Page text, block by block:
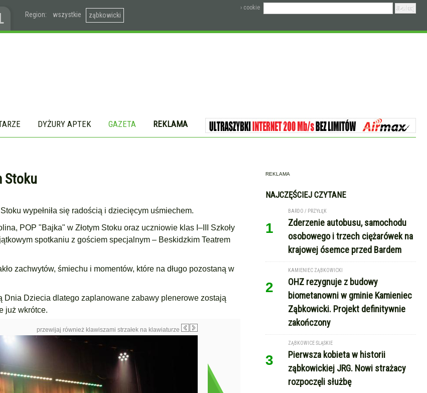
Region: wszystkie ząbkowicki
› cookie
DYŻURY APTEK GAZETA REKLAMA
Stoku
wypełniła się radością i dziecięcym uśmiechem.
POP "Bajka" w Złotym Stoku oraz uczniowie klas I–III Szkoły
spotkaniu z gościem specjalnym – Beskidzkim Teatrem
zachwytów, śmiechu i momentów, które na długo pozostaną w
Dnia Dziecia dlatego zaplanowane zabawy plenerowe zostają
już wkrótce.
przewijaj również klawiszami strzałek na klawiaturze
REKLAMA
NAJCZĘŚCIEJ CZYTANE
1
BARDO / PRZYŁĘK
Zderzenie autobusu, samochodu
osobowego i trzech ciężarówek na
krajowej ósemce przed Bardem
2
KAMIENIEC ZĄBKOWICKI
OHZ rezygnuje z budowy
biometanowni w gminie Kamieniec
Ząbkowicki. Projekt definitywnie
zakończony
3
ZĄBKOWICE ŚLĄSKIE
Pierwsza kobieta w historii
ząbkowickiej JRG. Nowi strażacy
rozpoczęli służbę